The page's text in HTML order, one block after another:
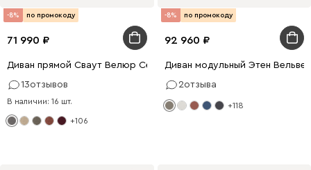
-8% по промокоду
71 990
Диван прямой Сваут Велюр Серый
13отзывов
В наличии: 16 шт.
+106
-8% по промокоду
92 960
Диван модульный Этен
2отзыва
+118